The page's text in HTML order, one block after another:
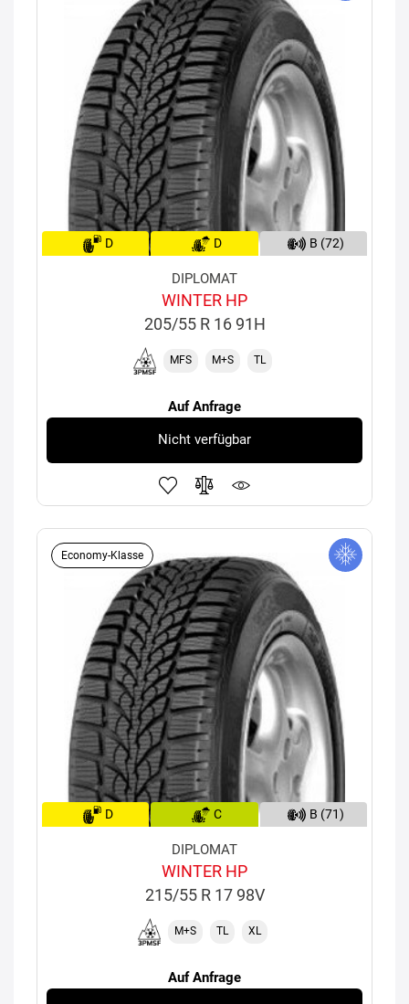
D D B (72)
DIPLOMAT
WINTER HP
205/55 R 16 91H
MFS M+S TL
Auf Anfrage
Nicht verfügbar
Economy-Klasse
D C B (71)
DIPLOMAT
WINTER HP
215/55 R 17 98V
M+S TL XL
Auf Anfrage